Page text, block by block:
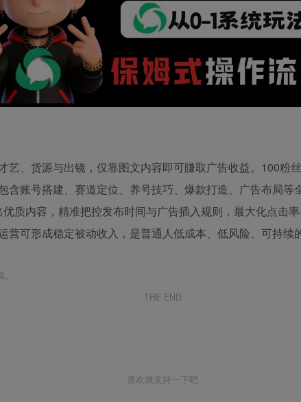
艺、货源与出镜，仅靠图文内容即可賺取广告收益。100粉
含账号搭建、赛道定位、养号技巧、爆款打造、广告布局等
质内容，精准把控发布时间与广告插入规则，最大化点击
营可形成稳定被动收入，是普通人低成本、低风险、可持续
THE END
喜欢就支持一下吧